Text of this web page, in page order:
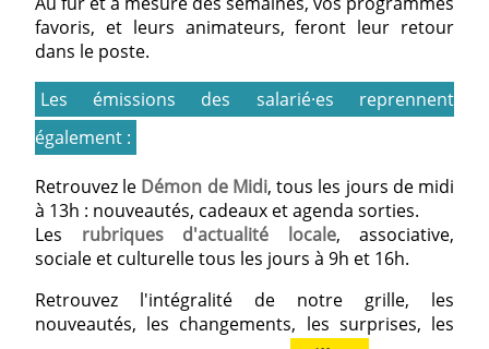
favoris, et leurs animateurs, feront leur retour
dans le poste.
Les émissions des salarié·es reprennent
également :
Retrouvez le Démon de Midi, tous les jours de midi
à 13h : nouveautés, cadeaux et agenda sorties.
Les rubriques d'actualité locale, associative,
sociale et culturelle tous les jours à 9h et 16h.
Retrouvez l'intégralité de notre grille, les
nouveautés, les changements, les surprises, les